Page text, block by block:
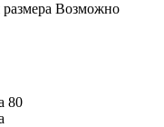
Возможно
80